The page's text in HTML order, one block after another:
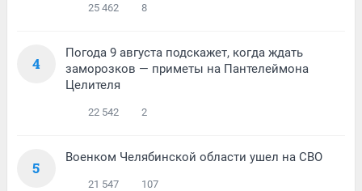
25 462 8
4
Погода 9 августа подскажет, когда ждать
заморозков — приметы на Пантелеймона
Целителя
22 542 2
5
Военком Челябинской области ушел на СВО
21 547 107